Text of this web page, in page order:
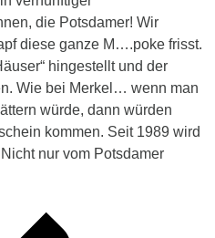
die Potsdamer! Wir
diese ganze M….poke frisst.
hingestellt und der
Wie bei Merkel… wenn man
würde, dann würden
kommen. Seit 1989 wird
nur vom Potsdamer